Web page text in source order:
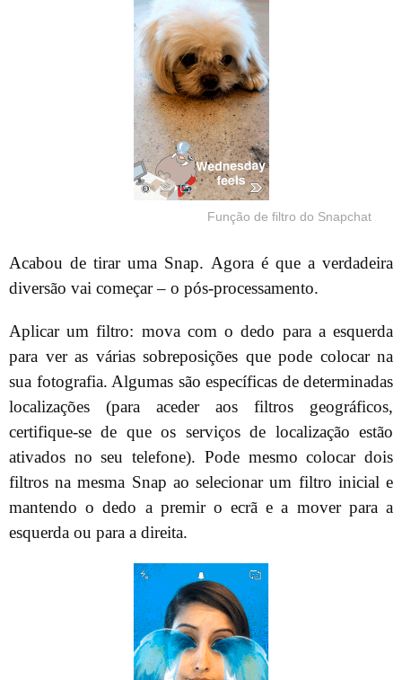
Função de filtro do Snapchat
Acabou de tirar uma Snap. Agora é que a verdadeira
diversão vai começar – o pós-processamento.
Aplicar um filtro: mova com o dedo para a esquerda
para ver as várias sobreposições que pode colocar na
sua fotografia. Algumas são específicas de determinadas
localizações (para aceder aos filtros geográficos,
certifique-se de que os serviços de localização estão
ativados no seu telefone). Pode mesmo colocar dois
filtros na mesma Snap ao selecionar um filtro inicial e
mantendo o dedo a premir o ecrã e a mover para a
esquerda ou para a direita.